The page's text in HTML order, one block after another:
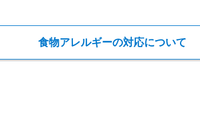
食物アレルギーの対応について